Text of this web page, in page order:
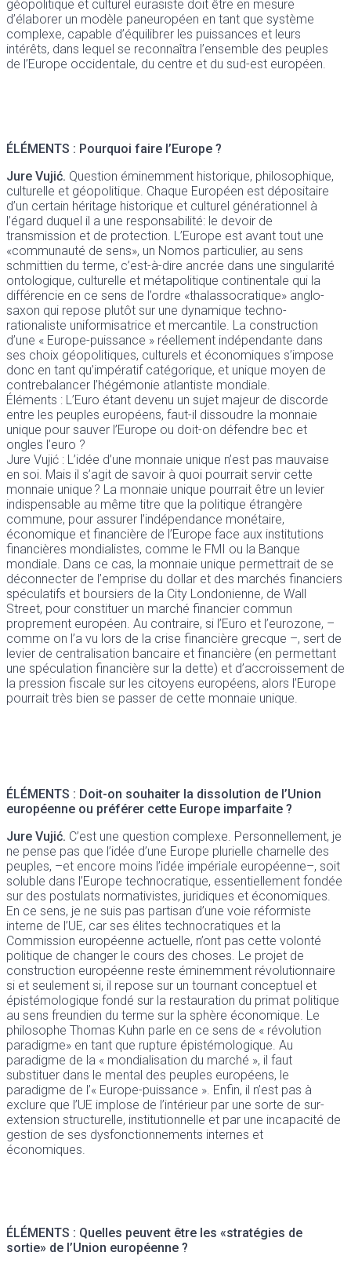
géopolitique et culturel eurasiste doit être en mesure
d’élaborer un modèle paneuropéen en tant que système
complexe, capable d’équilibrer les puissances et leurs
intérêts, dans lequel se reconnaîtra l’ensemble des peuples
de l’Europe occidentale, du centre et du sud-est européen.
ÉLÉMENTS : Pourquoi faire l’Europe ?
Jure Vujić. Question éminemment historique, philosophique,
culturelle et géopolitique. Chaque Européen est dépositaire
d’un certain héritage historique et culturel générationnel à
l’égard duquel il a une responsabilité: le devoir de
transmission et de protection. L’Europe est avant tout une
«communauté de sens», un Nomos particulier, au sens
schmittien du terme, c’est-à-dire ancrée dans une singularité
ontologique, culturelle et métapolitique continentale qui la
différencie en ce sens de l’ordre «thalassocratique» anglo-
saxon qui repose plutôt sur une dynamique techno-
rationaliste uniformisatrice et mercantile. La construction
d’une « Europe-puissance » réellement indépendante dans
ses choix géopolitiques, culturels et économiques s’impose
donc en tant qu’impératif catégorique, et unique moyen de
contrebalancer l’hégémonie atlantiste mondiale.
Éléments : L’Euro étant devenu un sujet majeur de discorde
entre les peuples européens, faut-il dissoudre la monnaie
unique pour sauver l’Europe ou doit-on défendre bec et
ongles l’euro ?
Jure Vujić : L’idée d’une monnaie unique n’est pas mauvaise
en soi. Mais il s’agit de savoir à quoi pourrait servir cette
monnaie unique ? La monnaie unique pourrait être un levier
indispensable au même titre que la politique étrangère
commune, pour assurer l’indépendance monétaire,
économique et financière de l’Europe face aux institutions
financières mondialistes, comme le FMI ou la Banque
mondiale. Dans ce cas, la monnaie unique permettrait de se
déconnecter de l’emprise du dollar et des marchés financiers
spéculatifs et boursiers de la City Londonienne, de Wall
Street, pour constituer un marché financier commun
proprement européen. Au contraire, si l’Euro et l’eurozone, –
comme on l’a vu lors de la crise financière grecque –, sert de
levier de centralisation bancaire et financière (en permettant
une spéculation financière sur la dette) et d’accroissement de
la pression fiscale sur les citoyens européens, alors l’Europe
pourrait très bien se passer de cette monnaie unique.
ÉLÉMENTS : Doit-on souhaiter la dissolution de l’Union
européenne ou préférer cette Europe imparfaite ?
Jure Vujić. C’est une question complexe. Personnellement, je
ne pense pas que l’idée d’une Europe plurielle charnelle des
peuples, –et encore moins l’idée impériale européenne–, soit
soluble dans l’Europe technocratique, essentiellement fondée
sur des postulats normativistes, juridiques et économiques.
En ce sens, je ne suis pas partisan d’une voie réformiste
interne de l’UE, car ses élites technocratiques et la
Commission européenne actuelle, n’ont pas cette volonté
politique de changer le cours des choses. Le projet de
construction européenne reste éminemment révolutionnaire
si et seulement si, il repose sur un tournant conceptuel et
épistémologique fondé sur la restauration du primat politique
au sens freundien du terme sur la sphère économique. Le
philosophe Thomas Kuhn parle en ce sens de « révolution
paradigme» en tant que rupture épistémologique. Au
paradigme de la « mondialisation du marché », il faut
substituer dans le mental des peuples européens, le
paradigme de l’« Europe-puissance ». Enfin, il n’est pas à
exclure que l’UE implose de l’intérieur par une sorte de sur-
extension structurelle, institutionnelle et par une incapacité de
gestion de ses dysfonctionnements internes et
économiques.
ÉLÉMENTS : Quelles peuvent être les «stratégies de
sortie» de l’Union européenne ?